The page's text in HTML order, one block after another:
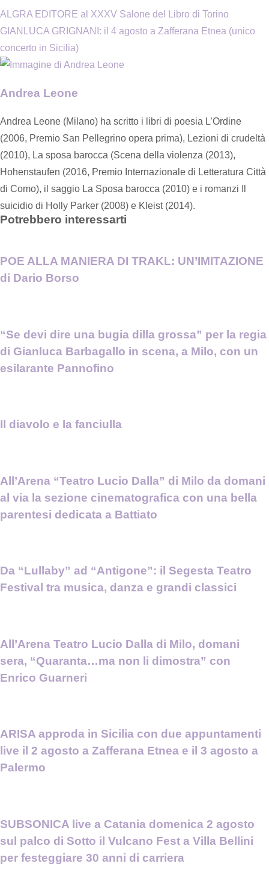
ALGRA EDITORE al XXXV Salone del Libro di Torino
GIANLUCA GRIGNANI: il 4 agosto a Zafferana Etnea (unico
concerto in Sicilia)
Andrea Leone
Andrea Leone (Milano) ha scritto i libri di poesia L’Ordine
(2006, Premio San Pellegrino opera prima), Lezioni di crudeltà
(2010), La sposa barocca (Scena della violenza (2013),
Hohenstaufen (2016, Premio Internazionale di Letteratura Città
di Como), il saggio La Sposa barocca (2010) e i romanzi Il
suicidio di Holly Parker (2008) e Kleist (2014).
Potrebbero interessarti
POE ALLA MANIERA DI TRAKL: UN’IMITAZIONE
di Dario Borso
“Se devi dire una bugia dilla grossa” per la regia
di Gianluca Barbagallo in scena, a Milo, con un
esilarante Pannofino
Il diavolo e la fanciulla
All’Arena “Teatro Lucio Dalla” di Milo da domani
al via la sezione cinematografica con una bella
parentesi dedicata a Battiato
Da “Lullaby” ad “Antigone”: il Segesta Teatro
Festival tra musica, danza e grandi classici
All’Arena Teatro Lucio Dalla di Milo, domani
sera, “Quaranta…ma non li dimostra” con
Enrico Guarneri
ARISA approda in Sicilia con due appuntamenti
live il 2 agosto a Zafferana Etnea e il 3 agosto a
Palermo
SUBSONICA live a Catania domenica 2 agosto
sul palco di Sotto il Vulcano Fest a Villa Bellini
per festeggiare 30 anni di carriera